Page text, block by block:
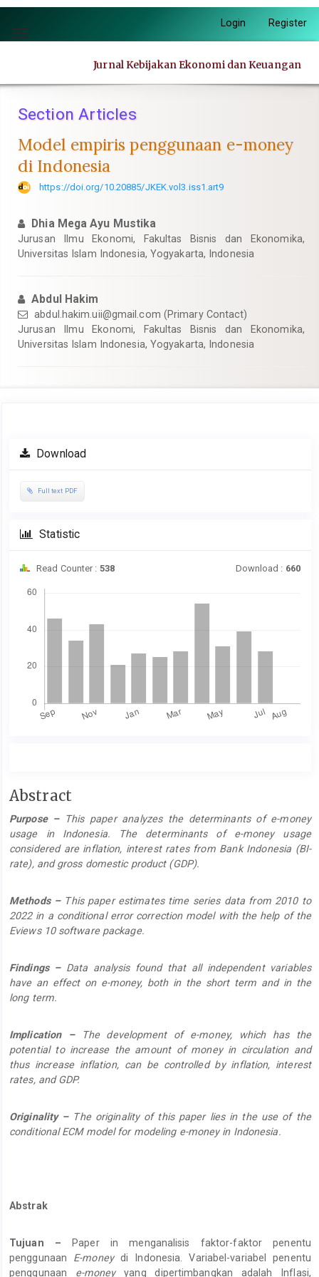
jump
to
Main
Main
Sidebar
Toggle
Login Register
Jurnal Kebijakan Ekonomi dan Keuangan
Section Articles
Model empiris penggunaan e-money
di Indonesia
https://doi.org/10.20885/JKEK.vol3.iss1.art9
Dhia Mega Ayu Mustika
Jurusan Ilmu Ekonomi, Fakultas Bisnis dan Ekonomika,
Universitas Islam Indonesia, Yogyakarta, Indonesia
Abdul Hakim
abdul.hakim.uii@gmail.com (Primary Contact)
Jurusan Ilmu Ekonomi, Fakultas Bisnis dan Ekonomika,
Universitas Islam Indonesia, Yogyakarta, Indonesia
Article
Sidebar
Download
Full text PDF
Statistic
Read Counter : 538 Download : 660
Main
Article
Content
Abstract
Purpose –This paper analyzes the determinants of e-money
usage in Indonesia. The determinants of e-money usage
considered are inflation, interest rates from Bank Indonesia (BI-
rate), and gross domestic product (GDP).
Methods –This paper estimates time series data from 2010 to
2022 in a conditional error correction model with the help of the
Eviews 10 software package.
Findings –Data analysis found that all independent variables
have an effect on e-money, both in the short term and in the
long term.
Implication –The development of e-money, which has the
potential to increase the amount of money in circulation and
thus increase inflation, can be controlled by inflation, interest
rates, and GDP.
Originality –The originality of this paper lies in the use of the
conditional ECM model for modeling e-money in Indonesia.
Abstrak
Tujuan –
Paper in menganalisis faktor-faktor penentu
penggunaan E-moneydi Indonesia. Variabel-variabel penentu
penggunaan e-moneyyang dipertimbangkan adalah Inflasi,